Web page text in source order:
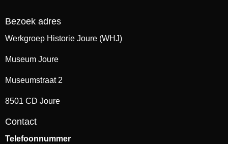
Bezoek adres
Werkgroep Historie Joure (WHJ)
Museum Joure
Museumstraat 2
8501 CD Joure
Contact
Telefoonnummer